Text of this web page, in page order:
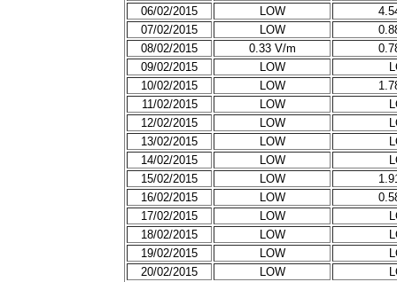
06/02/2015
LOW
07/02/2015
LOW
08/02/2015
0.33 V/m
09/02/2015
LOW
10/02/2015
LOW
11/02/2015
LOW
12/02/2015
LOW
13/02/2015
LOW
14/02/2015
LOW
15/02/2015
LOW
16/02/2015
LOW
17/02/2015
LOW
18/02/2015
LOW
19/02/2015
LOW
20/02/2015
LOW